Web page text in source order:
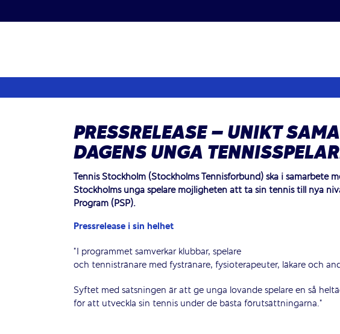
till
PRESSRELEASE – UNIKT
DAGENS UNGA
Tennis Stockholm (Stockholms Tennisförbund) ska i samarbete
Stockholms unga spelare möjligheten att ta sin tennis till nya
Program (PSP).
Pressrelease i sin helhet
”I programmet samverkar klubbar, spelare
och tennistränare med fystränare, fysioterapeuter, läkare och
Syftet med satsningen är att ge unga lovande spelare en så
för att utveckla sin tennis under de bästa förutsättningarna.”